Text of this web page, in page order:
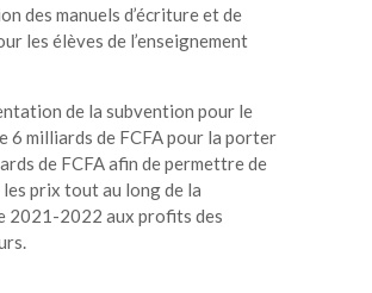
des manuels d’écriture et de
les élèves de l’enseignement
de la subvention pour le
6 milliards de FCFA pour la porter
de FCFA afin de permettre de
prix tout au long de la
2021-2022 aux profits des